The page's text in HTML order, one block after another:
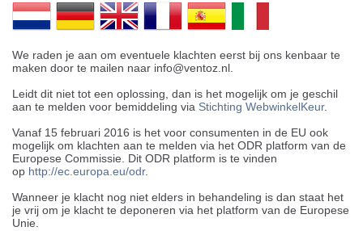
We raden je aan om eventuele klachten eerst bij ons kenbaar te
maken door te mailen naar info@ventoz.nl.
Leidt dit niet tot een oplossing, dan is het mogelijk om je geschil
aan te melden voor bemiddeling via Stichting WebwinkelKeur.
Vanaf 15 februari 2016 is het voor consumenten in de EU ook
mogelijk om klachten aan te melden via het ODR platform van de
Europese Commissie. Dit ODR platform is te vinden
op http://ec.europa.eu/odr.
Wanneer je klacht nog niet elders in behandeling is dan staat het
je vrij om je klacht te deponeren via het platform van de Europese
Unie.